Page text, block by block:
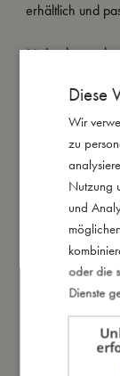
erhältlich und
Meine
- Erhältlich in
- Hergestellt
- GOTS
So groß bin ich
Daraus bin ich
So kannst Du
Diese
Wir
zu
Nutzung
und
oder die
Dienste